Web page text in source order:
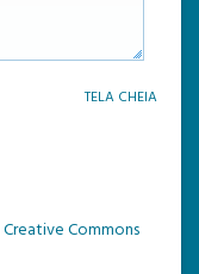
TELA CHEIA
Creative Commons